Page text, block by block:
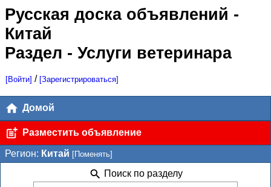
Русская доска объявлений -
Китай
Раздел - Услуги ветеринара
[Войти] / [Зарегистрироваться]
Домой
Разместить объявление
Регион: Китай [Поменять]
Поиск по разделу